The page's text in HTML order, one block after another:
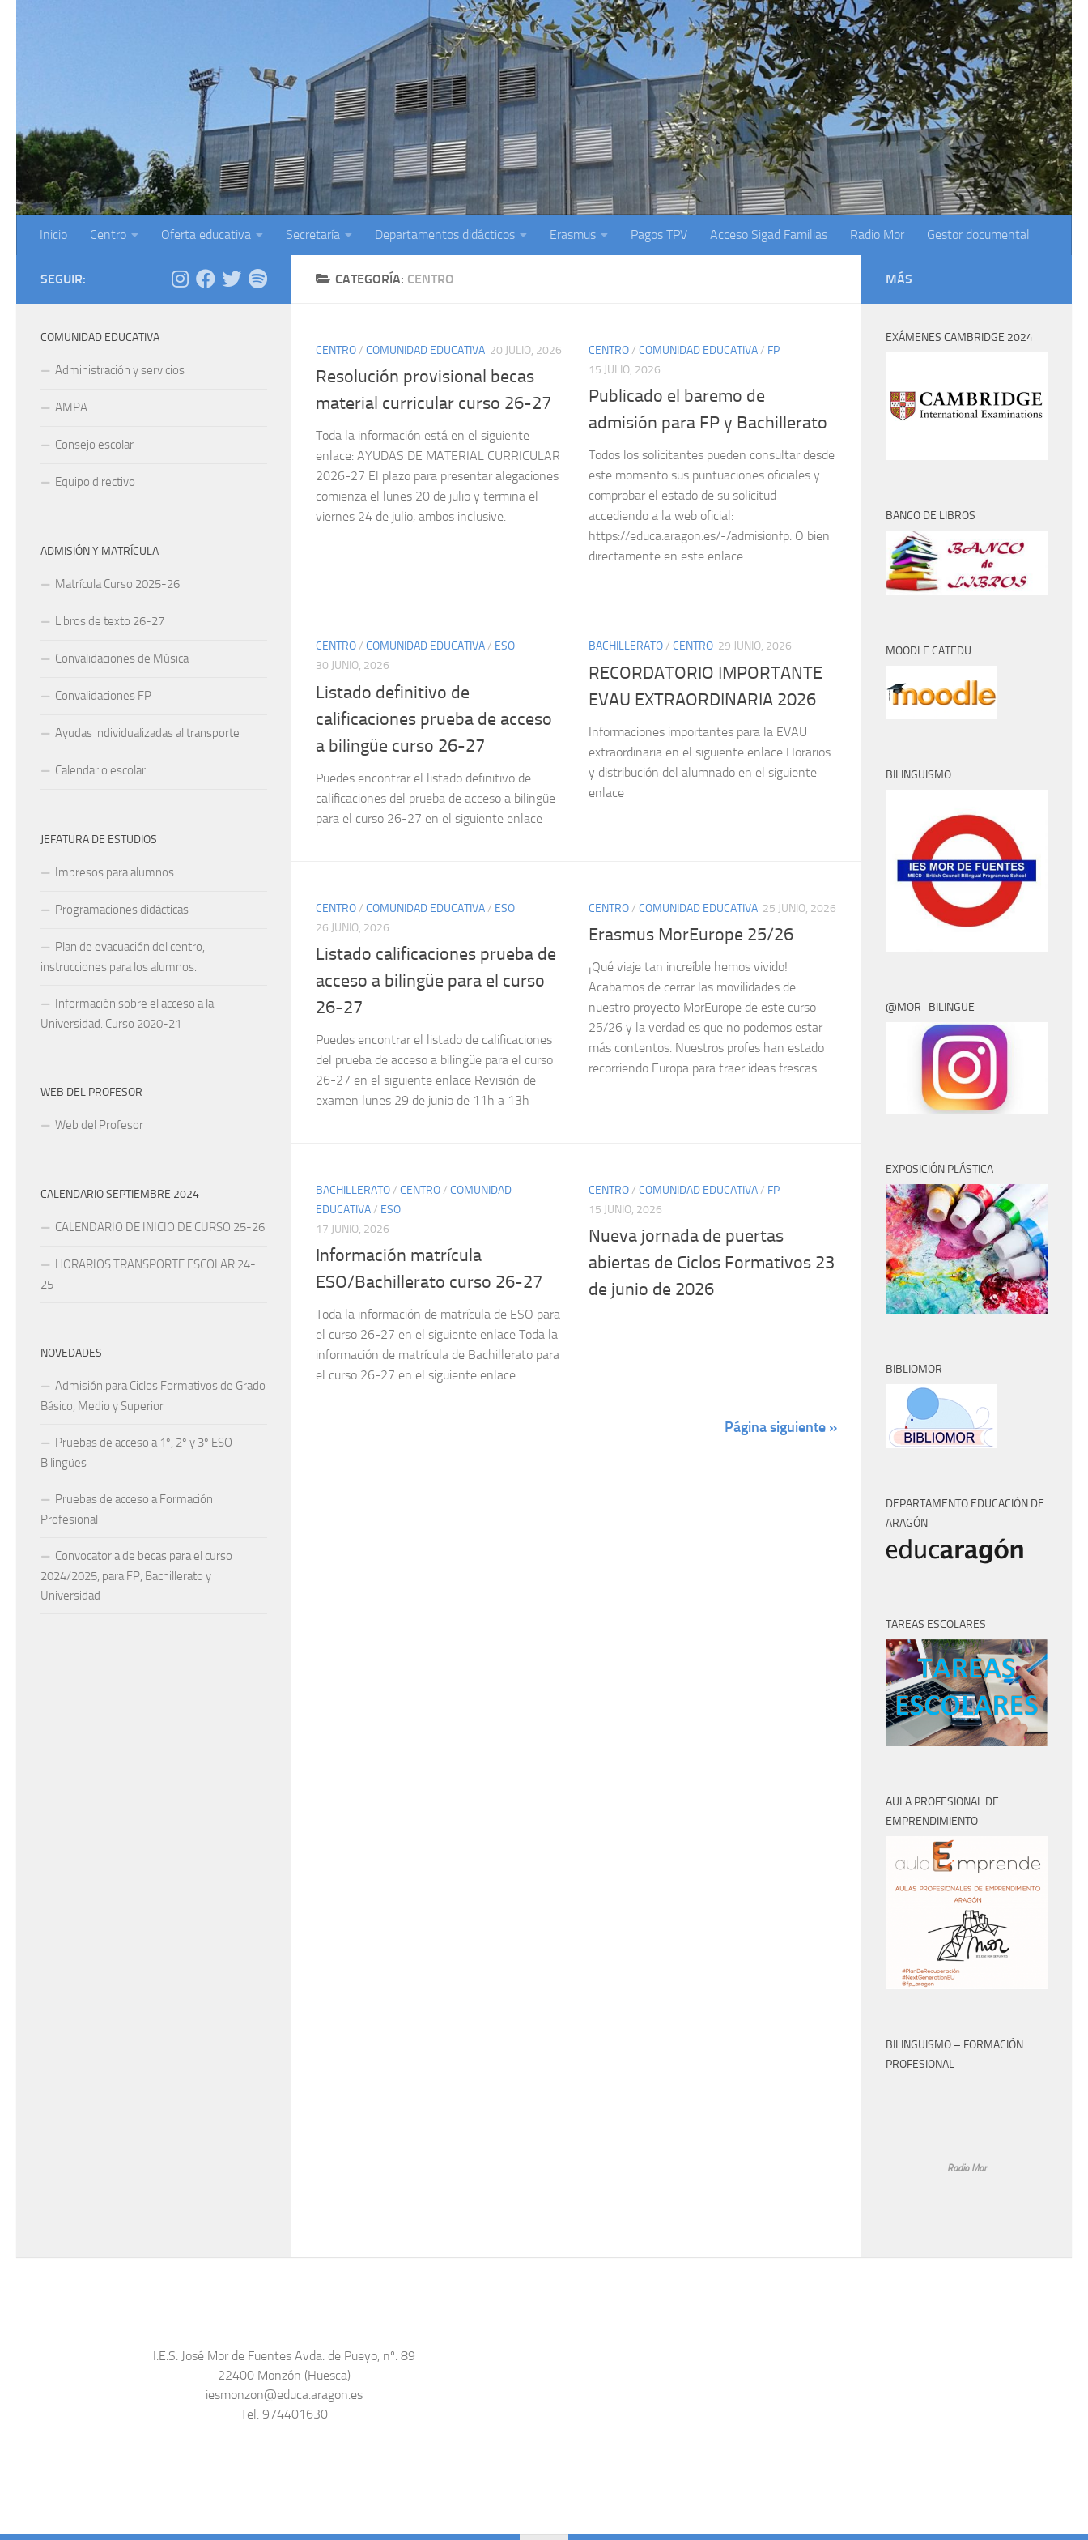
Inicio Centro Oferta educativa Secretaría Departamentos didácticos Erasmus Pagos TPV Acceso Sigad Familias Radio Mor Gestor documental
CATEGORÍA: CENTRO
CENTRO/ COMUNIDAD EDUCATIVA 20 JULIO, 2026
Resolución provisional becas
material curricular curso 26-27
Toda la información está en el siguiente
enlace: AYUDAS DE MATERIAL CURRICULAR
2026-27 El plazo para presentar alegaciones
comienza el lunes 20 de julio y termina el
viernes 24 de julio, ambos inclusive.
CENTRO/ COMUNIDAD EDUCATIVA/ FP
15 JULIO, 2026
Publicado el baremo de
admisión para FP y Bachillerato
Todos los solicitantes pueden consultar desde
este momento sus puntuaciones oficiales y
comprobar el estado de su solicitud
accediendo a la web oficial:
https://educa.aragon.es/-/admisionfp. O bien
directamente en este enlace.
CENTRO/ COMUNIDAD EDUCATIVA/ ESO
30 JUNIO, 2026
Listado definitivo de
calificaciones prueba de acceso
a bilingüe curso 26-27
Puedes encontrar el listado definitivo de
calificaciones del prueba de acceso a bilingüe
para el curso 26-27 en el siguiente enlace
BACHILLERATO/ CENTRO 29 JUNIO, 2026
RECORDATORIO IMPORTANTE
EVAU EXTRAORDINARIA 2026
Informaciones importantes para la EVAU
extraordinaria en el siguiente enlace Horarios
y distribución del alumnado en el siguiente
enlace
CENTRO/ COMUNIDAD EDUCATIVA/ ESO
26 JUNIO, 2026
Listado calificaciones prueba de
acceso a bilingüe para el curso
26-27
Puedes encontrar el listado de calificaciones
del prueba de acceso a bilingüe para el curso
26-27 en el siguiente enlace Revisión de
examen lunes 29 de junio de 11h a 13h
CENTRO/ COMUNIDAD EDUCATIVA 25 JUNIO, 2026
Erasmus MorEurope 25/26
¡Qué viaje tan increíble hemos vivido!
Acabamos de cerrar las movilidades de
nuestro proyecto MorEurope de este curso
25/26 y la verdad es que no podemos estar
más contentos. Nuestros profes han estado
recorriendo Europa para traer ideas frescas...
BACHILLERATO/ CENTRO/ COMUNIDAD
EDUCATIVA/ ESO
17 JUNIO, 2026
Información matrícula
ESO/Bachillerato curso 26-27
Toda la información de matrícula de ESO para
el curso 26-27 en el siguiente enlace Toda la
información de matrícula de Bachillerato para
el curso 26-27 en el siguiente enlace
CENTRO/ COMUNIDAD EDUCATIVA/ FP
15 JUNIO, 2026
Nueva jornada de puertas
abiertas de Ciclos Formativos 23
de junio de 2026
Página siguiente »
SEGUIR:
COMUNIDAD EDUCATIVA
Administración y servicios
AMPA
Consejo escolar
Equipo directivo
ADMISIÓN Y MATRÍCULA
Matrícula Curso 2025-26
Libros de texto 26-27
Convalidaciones de Música
Convalidaciones FP
Ayudas individualizadas al transporte
Calendario escolar
JEFATURA DE ESTUDIOS
Impresos para alumnos
Programaciones didácticas
Plan de evacuación del centro,
instrucciones para los alumnos.
Información sobre el acceso a la
Universidad. Curso 2020-21
WEB DEL PROFESOR
Web del Profesor
CALENDARIO SEPTIEMBRE 2024
CALENDARIO DE INICIO DE CURSO 25-26
HORARIOS TRANSPORTE ESCOLAR 24-
25
NOVEDADES
Admisión para Ciclos Formativos de Grado
Básico, Medio y Superior
Pruebas de acceso a 1º, 2º y 3º ESO
Bilingües
Pruebas de acceso a Formación
Profesional
Convocatoria de becas para el curso
2024/2025, para FP, Bachillerato y
Universidad
MÁS
EXÁMENES CAMBRIDGE 2024
BANCO DE LIBROS
MOODLE CATEDU
BILINGÜISMO
@MOR_BILINGUE
EXPOSICIÓN PLÁSTICA
BIBLIOMOR
DEPARTAMENTO EDUCACIÓN DE
ARAGÓN
TAREAS ESCOLARES
AULA PROFESIONAL DE
EMPRENDIMIENTO
BILINGÜISMO – FORMACIÓN
PROFESIONAL
Radio Mor
I.E.S. José Mor de Fuentes Avda. de Pueyo, nº. 89
22400 Monzón (Huesca)
iesmonzon@educa.aragon.es
Tel. 974401630